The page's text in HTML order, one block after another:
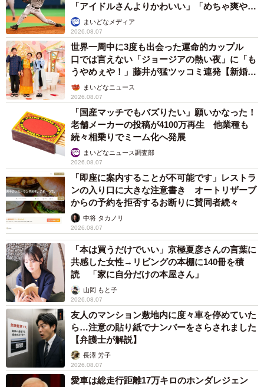
「アイドルさんよりかわいい」「めちゃ爽や
か」まいどなメディア
2026.08.07
世界一周中に3度も出会った運命的カップル
口では言えない「ジョージアの熱い夜」に「も
うやめぇや！」藤井が猛ツッコミ連発【新婚さ
ん】まいどなニュース
2026.08.07
「国産マッチでもバズりたい」願いかなった！
老舗メーカーの投稿が4100万再生 他業種も
続々相乗りでミーム化へ発展
まいどなニュース調査部
2026.08.07
「即座に案内することが不可能です」レストラ
ンの入り口に大きな注意書き オートリザーブ
からの予約を拒否するお断りに賛同者続々
中将 タカノリ
2026.08.07
「本は買うだけでいい」京極夏彦さんの言葉に
共感した女性→リビングの本棚に140冊を積
読 「家に自分だけの本屋さん」
山岡 もと子
2026.08.07
友人のマンション敷地内に度々車を停めていた
ら…注意の貼り紙でナンバーをさらされました
【弁護士が解説】
長澤 芳子
2026.08.07
愛車は総走行距離17万キロのホンダレジェン